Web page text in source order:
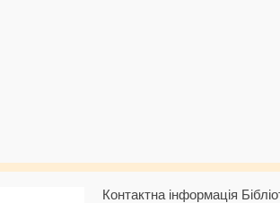
Контактна інформація